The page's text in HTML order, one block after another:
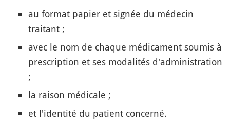
au format papier et signée du médecin
traitant ;
avec le nom de chaque médicament soumis à
prescription et ses modalités d'administration
;
la raison médicale ;
et l'identité du patient concerné.